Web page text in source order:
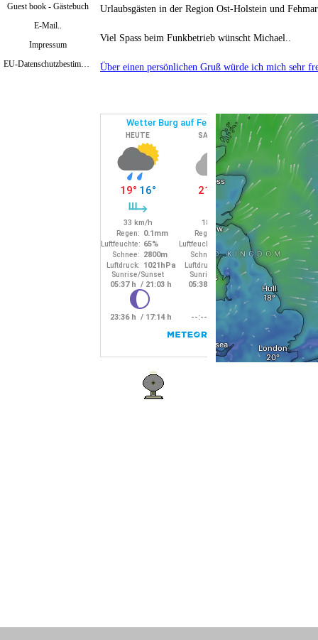
Guest book - Gästebuch
E-Mail..
Impressum
EU-Datenschutzbestimmungen Mai 2018
Urlaubsgästen in der Region Ost-Holstein und
Viel Spass beim Funkbetrieb wünscht Michael..
Über einen persönlichen Gruß würde ich mich sehr